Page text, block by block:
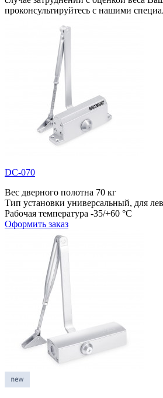
проконсультируйтесь с нашими
DC-070
Вес дверного полотна 70 кг
Тип установки универсальный, для
Рабочая температура -35/+60 °С
Оформить заказ